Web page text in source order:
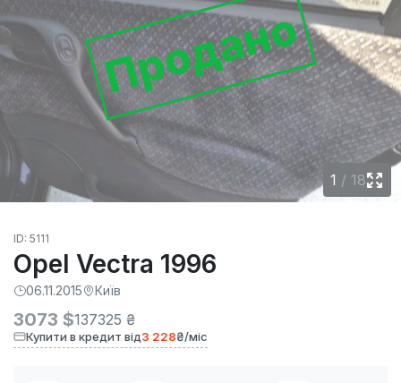
Продано
1 / 18
ID: 5111
Opel Vectra 1996
06.11.2015 Київ
3073 $137325 ₴
Купити в кредит від3 228₴/міс